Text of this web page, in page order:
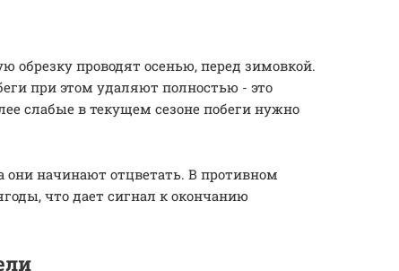
обрезку проводят осенью, перед зимовкой.
при этом удаляют полностью - это
слабые в текущем сезоне побеги нужно
начинают отцветать. В противном
что дает сигнал к окончанию